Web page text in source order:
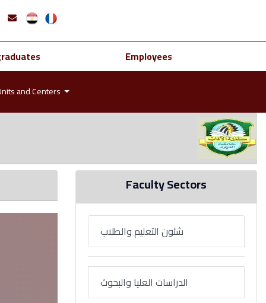
Employees
and Centers
Faculty Sectors
شئون التعليم والطلاب
الدراسات العليا والبحوث